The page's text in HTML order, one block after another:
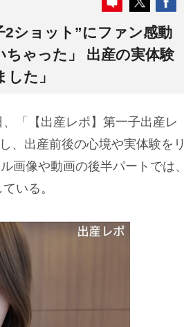
2ショット”にファン感動
ちゃった」 出産の実体験
た」
、「【出産レポ】第一子出産レ
、出産前後の心境や実体験をリ
画像や動画の後半パートでは、
いる。